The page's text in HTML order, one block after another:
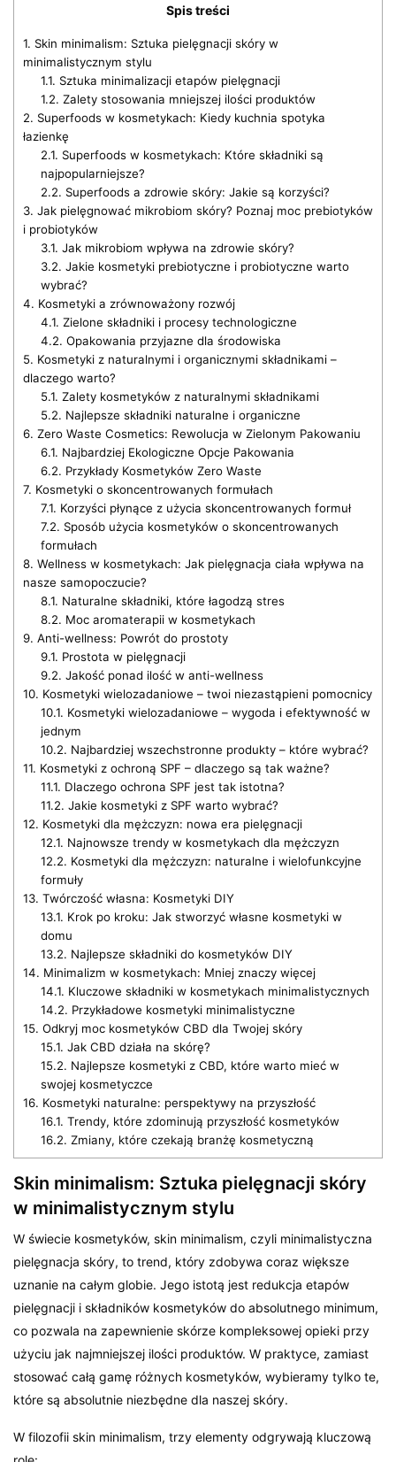
Spis treści
1. Skin minimalism: Sztuka pielęgnacji skóry w
minimalistycznym stylu
1.1. Sztuka minimalizacji etapów pielęgnacji
1.2. Zalety stosowania mniejszej ilości produktów
2. Superfoods w kosmetykach: Kiedy kuchnia spotyka
łazienkę
2.1. Superfoods w kosmetykach: Które składniki są
najpopularniejsze?
2.2. Superfoods a zdrowie skóry: Jakie są korzyści?
3. Jak pielęgnować mikrobiom skóry? Poznaj moc prebiotyków
i probiotyków
3.1. Jak mikrobiom wpływa na zdrowie skóry?
3.2. Jakie kosmetyki prebiotyczne i probiotyczne warto
wybrać?
4. Kosmetyki a zrównoważony rozwój
4.1. Zielone składniki i procesy technologiczne
4.2. Opakowania przyjazne dla środowiska
5. Kosmetyki z naturalnymi i organicznymi składnikami –
dlaczego warto?
5.1. Zalety kosmetyków z naturalnymi składnikami
5.2. Najlepsze składniki naturalne i organiczne
6. Zero Waste Cosmetics: Rewolucja w Zielonym Pakowaniu
6.1. Najbardziej Ekologiczne Opcje Pakowania
6.2. Przykłady Kosmetyków Zero Waste
7. Kosmetyki o skoncentrowanych formułach
7.1. Korzyści płynące z użycia skoncentrowanych formuł
7.2. Sposób użycia kosmetyków o skoncentrowanych
formułach
8. Wellness w kosmetykach: Jak pielęgnacja ciała wpływa na
nasze samopoczucie?
8.1. Naturalne składniki, które łagodzą stres
8.2. Moc aromaterapii w kosmetykach
9. Anti-wellness: Powrót do prostoty
9.1. Prostota w pielęgnacji
9.2. Jakość ponad ilość w anti-wellness
10. Kosmetyki wielozadaniowe – twoi niezastąpieni pomocnicy
10.1. Kosmetyki wielozadaniowe – wygoda i efektywność w
jednym
10.2. Najbardziej wszechstronne produkty – które wybrać?
11. Kosmetyki z ochroną SPF – dlaczego są tak ważne?
11.1. Dlaczego ochrona SPF jest tak istotna?
11.2. Jakie kosmetyki z SPF warto wybrać?
12. Kosmetyki dla mężczyzn: nowa era pielęgnacji
12.1. Najnowsze trendy w kosmetykach dla mężczyzn
12.2. Kosmetyki dla mężczyzn: naturalne i wielofunkcyjne
formuły
13. Twórczość własna: Kosmetyki DIY
13.1. Krok po kroku: Jak stworzyć własne kosmetyki w
domu
13.2. Najlepsze składniki do kosmetyków DIY
14. Minimalizm w kosmetykach: Mniej znaczy więcej
14.1. Kluczowe składniki w kosmetykach minimalistycznych
14.2. Przykładowe kosmetyki minimalistyczne
15. Odkryj moc kosmetyków CBD dla Twojej skóry
15.1. Jak CBD działa na skórę?
15.2. Najlepsze kosmetyki z CBD, które warto mieć w
swojej kosmetyczce
16. Kosmetyki naturalne: perspektywy na przyszłość
16.1. Trendy, które zdominują przyszłość kosmetyków
16.2. Zmiany, które czekają branżę kosmetyczną
Skin minimalism: Sztuka pielęgnacji skóry
w minimalistycznym stylu
W świecie kosmetyków, skin minimalism, czyli minimalistyczna
pielęgnacja skóry, to trend, który zdobywa coraz większe
uznanie na całym globie. Jego istotą jest redukcja etapów
pielęgnacji i składników kosmetyków do absolutnego minimum,
co pozwala na zapewnienie skórze kompleksowej opieki przy
użyciu jak najmniejszej ilości produktów. W praktyce, zamiast
stosować całą gamę różnych kosmetyków, wybieramy tylko te,
które są absolutnie niezbędne dla naszej skóry.
W filozofii skin minimalism, trzy elementy odgrywają kluczową